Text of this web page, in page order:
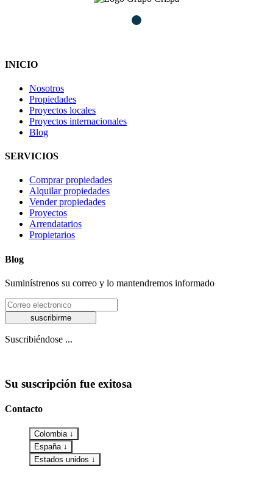
INICIO
Nosotros
Propiedades
Proyectos locales
Proyectos internacionales
Blog
SERVICIOS
Comprar propiedades
Alquilar propiedades
Vender propiedades
Proyectos
Arrendatarios
Propietarios
Blog
Suminístrenos su correo y lo mantendremos informado
suscribirme
Suscribiéndose ...
Su suscripción fue exitosa
Contacto
Colombia ↓
España ↓
Estados unidos ↓